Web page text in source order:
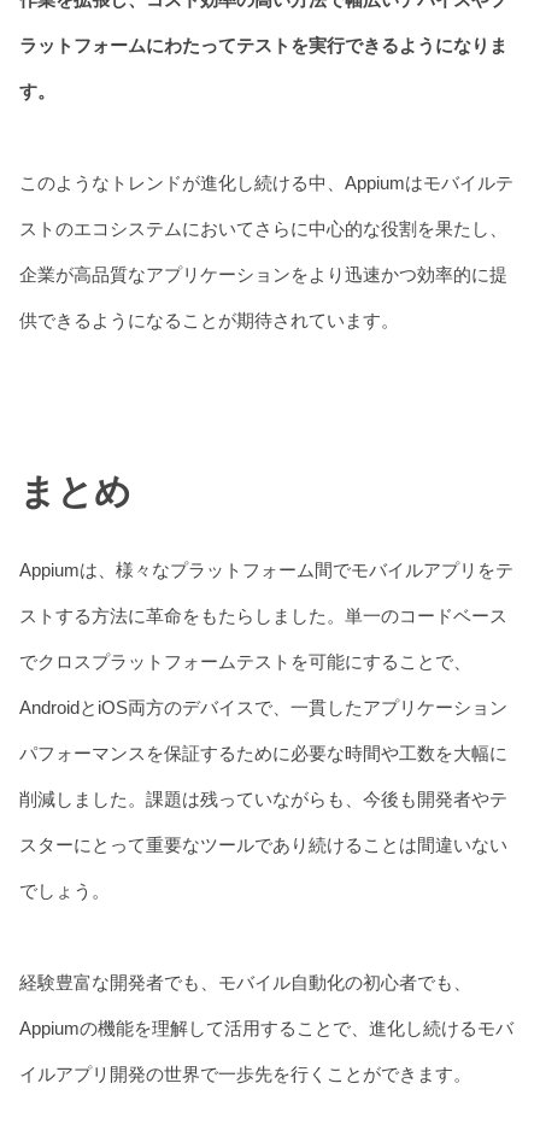
ラットフォームにわたってテストを実行できるようになりま
す。
このようなトレンドが進化し続ける中、Appiumはモバイルテ
ストのエコシステムにおいてさらに中心的な役割を果たし、
企業が高品質なアプリケーションをより迅速かつ効率的に提
供できるようになることが期待されています。
まとめ
Appiumは、様々なプラットフォーム間でモバイルアプリをテ
ストする方法に革命をもたらしました。単一のコードベース
でクロスプラットフォームテストを可能にすることで、
AndroidとiOS両方のデバイスで、一貫したアプリケーション
パフォーマンスを保証するために必要な時間や工数を大幅に
削減しました。課題は残っていながらも、今後も開発者やテ
スターにとって重要なツールであり続けることは間違いない
でしょう。
経験豊富な開発者でも、モバイル自動化の初心者でも、
Appiumの機能を理解して活用することで、進化し続けるモバ
イルアプリ開発の世界で一歩先を行くことができます。